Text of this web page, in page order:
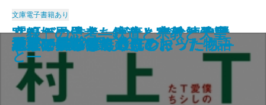
ぎょらん
オルタネート
おくることば
そもそも島に進化あり
ふたりの本多―家康を支えた忠勝
と正信―
愚者の街〔上〕
愚者の街〔下〕
余命1日の僕が、君に紡ぐ物語
室町妖異伝―あやかしの絵師奇譚
―
リーガルーキーズ！―半熟法律家
の事件簿―
文庫電子書籍あり
村上T―僕の愛したTシャツたち―
正欲
八月の銀の雪
やがて訪れる春のために
やがて満ちてくる光の
悪魔はいつもそこに
世界でいちばん透きとおった物語
マッチング！
「線」の思考―鉄道と宗教と天皇
と―
地上に星座をつくる